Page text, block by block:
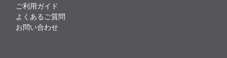
ご利用ガイド
よくあるご質問
お問い合わせ